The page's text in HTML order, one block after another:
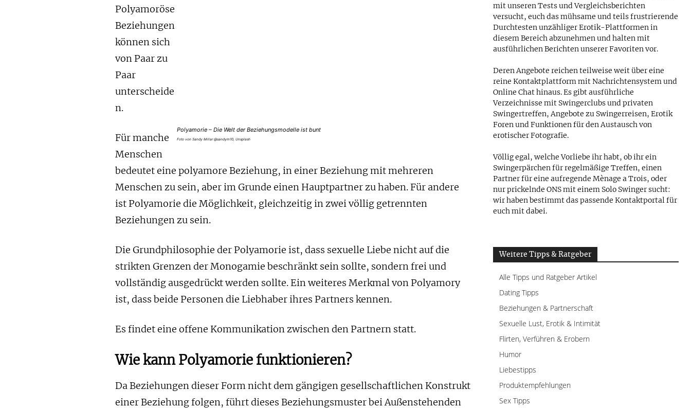
Polyamorie – Die Welt der Beziehungsmodelle ist bunt
Foto von Sandy Millar @sandym10, Unsplash
Polyamoröse
Beziehungen
können sich
von Paar zu
Paar
unterscheide
n.
Für manche
Menschen
bedeutet eine polyamore Beziehung, in einer Beziehung mit mehreren
Menschen zu sein, aber im Grunde einen Hauptpartner zu haben. Für andere
ist Polyamorie die Möglichkeit, gleichzeitig in zwei völlig getrennten
Beziehungen zu sein.
Die Grundphilosophie der Polyamorie ist, dass sexuelle Liebe nicht auf die
strikten Grenzen der Monogamie beschränkt sein sollte, sondern frei und
vollständig ausgedrückt werden sollte. Ein weiteres Merkmal von Polyamory
ist, dass beide Personen die Liebhaber ihres Partners kennen.
Es findet eine offene Kommunikation zwischen den Partnern statt.
Wie kann Polyamorie funktionieren?
Da Beziehungen dieser Form nicht dem gängigen gesellschaftlichen Konstrukt
einer Beziehung folgen, führt dieses Beziehungsmuster bei Außenstehenden
mit unseren Tests und Vergleichsberichten
versucht, euch das mühsame und teils frustrierende
Durchtesten unzähliger Erotik-Plattformen in
diesem Bereich abzunehmen und halten mit
ausführlichen Berichten unserer Favoriten vor.
Deren Angebote reichen teilweise weit über eine
reine Kontaktplattform mit Nachrichtensystem und
Online Chat hinaus. Es gibt ausführliche
Verzeichnisse mit Swingerclubs und privaten
Swingertreffen, Angebote zu Swingerreisen, Erotik
Foren und Funktionen für den Austausch von
erotischer Fotografie.
Völlig egal, welche Vorliebe ihr habt, ob ihr ein
Swingerpärchen für regelmäßige Treffen, einen
Partner für eine aufregende Mènage a Trois, oder
nur prickelnde ONS mit einem Solo Swinger sucht:
wir haben bestimmt das passende Kontaktportal für
euch mit dabei.
Weitere Tipps & Ratgeber
Alle Tipps und Ratgeber Artikel
Dating Tipps
Beziehungen & Partnerschaft
Sexuelle Lust, Erotik & Intimität
Flirten, Verführen & Erobern
Humor
Liebestipps
Produktempfehlungen
Sex Tipps